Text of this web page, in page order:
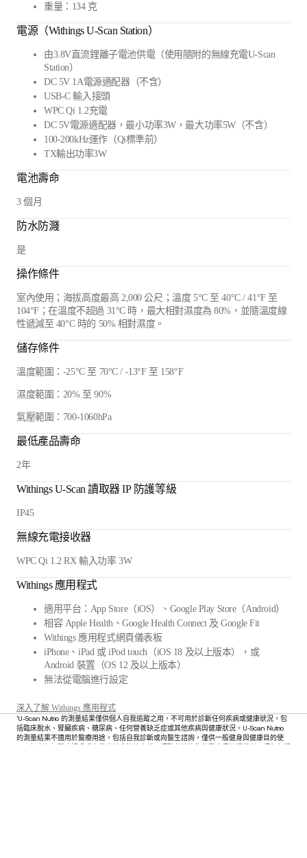
重量：134 克
電源（Withings U-Scan Station）
由3.8V直流鋰離子電池供電（使用隨附的無線充電U-Scan
Station）
DC 5V 1A電源適配器（不含）
USB-C 輸入接頭
WPC Qi 1.2充電
DC 5V電源適配器，最小功率3W，最大功率5W（不含）
100-200kHz運作（Qi標準前）
TX輸出功率3W
電池壽命
3 個月
防水防濺
是
操作條件
室內使用；海拔高度最高 2,000 公尺；溫度 5°C 至 40°C / 41°F 至
104°F；在溫度不超過 31°C 時，最大相對濕度為 80%，並隨溫度線
性遞減至 40°C 時的 50% 相對濕度。
儲存條件
溫度範圍：-25°C 至 70°C / -13°F 至 158°F
濕度範圍：20% 至 90%
氣壓範圍：700-1060hPa
最低產品壽命
2年
Withings U-Scan 讀取器 IP 防護等級
IP45
無線充電接收器
WPC Qi 1.2 RX 輸入功率 3W
Withings 應用程式
適用平台：App Store（iOS）、Google Play Store（Android）
相容 Apple Health、Google Health Connect 及 Google Fit
Withings 應用程式網頁儀表板
iPhone、iPad 或 iPod touch（iOS 18 及以上版本），或
Android 裝置（OS 12 及以上版本）
無法從電腦進行設定
深入了解 Withings 應用程式
¹U-Scan Nutrio 的測量結果僅供個人自我追蹤之用，不可用於診斷任何疾病或健康狀況，包
括臨床脫水、腎臟疾病、糖尿病、任何營養缺乏症或其他疾病與健康狀況。U-Scan Nutrio
的測量結果不適用於醫療用途，包括自我診斷或向醫生諮詢，僅供一般健身與健康目的使